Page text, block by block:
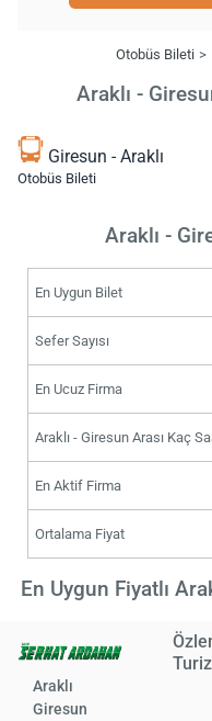
Otobüs Bileti
Araklı -
Giresun - Araklı
Otobüs Bileti
Araklı -
En Uygun Bilet
Sefer Sayısı
En Ucuz Firma
Araklı - Giresun Arası Kaç
En Aktif Firma
Ortalama Fiyat
En Uygun Fiyatlı
Araklı
Giresun